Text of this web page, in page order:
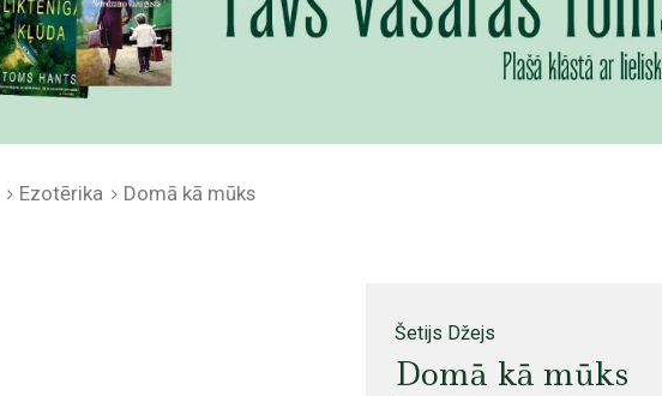
Ezotērika Domā kā mūks
Šetijs Džejs
Domā kā mūks